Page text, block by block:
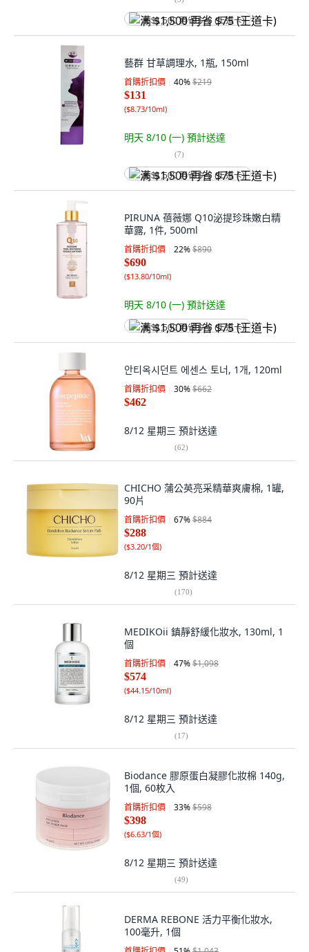
满 $1,500 再省 $75 (王道卡)
藝群 甘草調理水, 1瓶, 150ml
首購折扣價 40%$219
$131
($8.73/10ml)
明天 8/10 (一) 預計送達
(7)
满 $1,500 再省 $75 (王道卡)
PIRUNA 蓓薇娜 Q10泌提珍珠嫩白精
華露, 1件, 500ml
首購折扣價 22%$890
$690
($13.80/10ml)
明天 8/10 (一) 預計送達
满 $1,500 再省 $75 (王道卡)
안티옥시던트 에센스 토너, 1개, 120ml
首購折扣價 30%$662
$462
8/12 星期三 預計送達
(62)
CHICHO 蒲公英亮采精華爽膚棉, 1罐,
90片
首購折扣價 67%$884
$288
($3.20/1個)
8/12 星期三 預計送達
(170)
MEDIKOii 鎮靜舒緩化妝水, 130ml, 1
個
首購折扣價 47%$1,098
$574
($44.15/10ml)
8/12 星期三 預計送達
(17)
Biodance 膠原蛋白凝膠化妝棉 140g,
1個, 60枚入
首購折扣價 33%$598
$398
($6.63/1個)
8/12 星期三 預計送達
(49)
DERMA REBONE 活力平衡化妝水,
100毫升, 1個